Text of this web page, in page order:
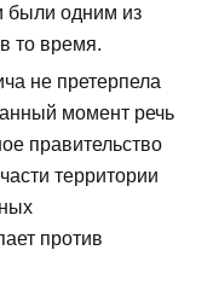
были одним из
то время.
не претерпела
момент речь
правительство
территории
против